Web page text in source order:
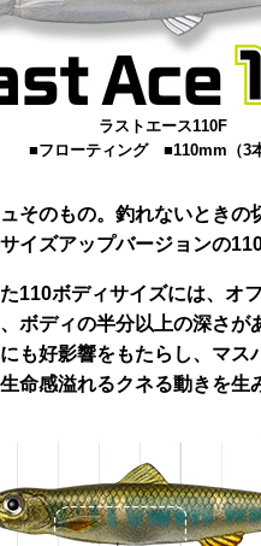
ラストエース110F
■フローティング ■110mm（3本
そのもの。釣れないときの
イズアップバージョンの
110ボディサイズには、オ
ボディの半分以上の深さが
も好影響をもたらし、マス
命感溢れるクネる動きを生